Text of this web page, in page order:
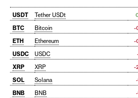
USDT Tether USDt
BTC
Bitcoin -
ETH
Ethereum -
USDC
USDC
XRP
XRP -
SOL
Solana
BNB
BNB